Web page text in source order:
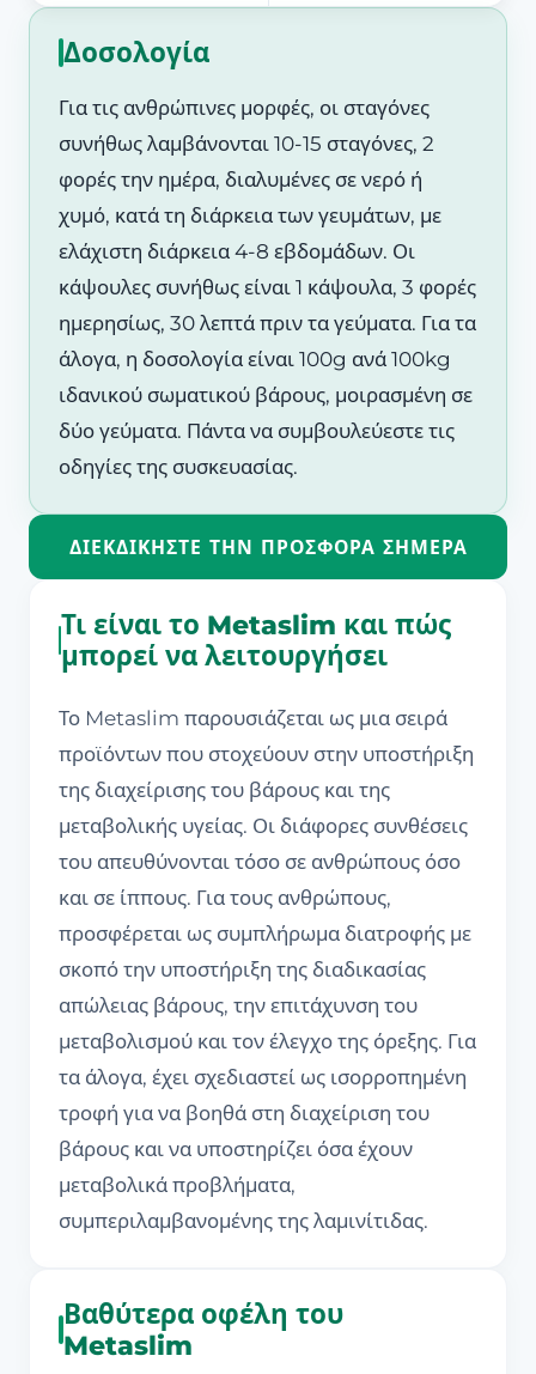
Δοσολογία
Για τις ανθρώπινες μορφές, οι σταγόνες
συνήθως λαμβάνονται 10-15 σταγόνες, 2
φορές την ημέρα, διαλυμένες σε νερό ή
χυμό, κατά τη διάρκεια των γευμάτων, με
ελάχιστη διάρκεια 4-8 εβδομάδων. Οι
κάψουλες συνήθως είναι 1 κάψουλα, 3 φορές
ημερησίως, 30 λεπτά πριν τα γεύματα. Για τα
άλογα, η δοσολογία είναι 100g ανά 100kg
ιδανικού σωματικού βάρους, μοιρασμένη σε
δύο γεύματα. Πάντα να συμβουλεύεστε τις
οδηγίες της συσκευασίας.
ΔΙΕΚΔΙΚΉΣΤΕ ΤΗΝ ΠΡΟΣΦΟΡΆ ΣΉΜΕΡΑ
Τι είναι το Metaslim και πώς
μπορεί να λειτουργήσει
Το Metaslim παρουσιάζεται ως μια σειρά
προϊόντων που στοχεύουν στην υποστήριξη
της διαχείρισης του βάρους και της
μεταβολικής υγείας. Οι διάφορες συνθέσεις
του απευθύνονται τόσο σε ανθρώπους όσο
και σε ίππους. Για τους ανθρώπους,
προσφέρεται ως συμπλήρωμα διατροφής με
σκοπό την υποστήριξη της διαδικασίας
απώλειας βάρους, την επιτάχυνση του
μεταβολισμού και τον έλεγχο της όρεξης. Για
τα άλογα, έχει σχεδιαστεί ως ισορροπημένη
τροφή για να βοηθά στη διαχείριση του
βάρους και να υποστηρίζει όσα έχουν
μεταβολικά προβλήματα,
συμπεριλαμβανομένης της λαμινίτιδας.
Βαθύτερα οφέλη του
Metaslim